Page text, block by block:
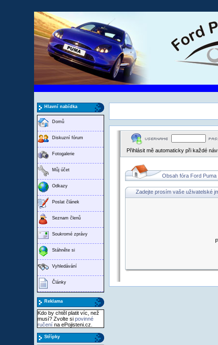
Hlavní nabídka
Domů
Diskuzní fórum
Fotogalerie
Můj účet
Odkazy
Poslat článek
Seznam členů
Soukromé zprávy
Stáhněte si
Vyhledávání
Články
Reklama
Kdo by chtěl platit víc, než
musí? Zvolte si povinné
ručení na ePojisteni.cz.
Střípky
Přihlásit mě automaticky při každé
Obsah fóra Ford Puma
Zadejte prosím vaše uživatelské